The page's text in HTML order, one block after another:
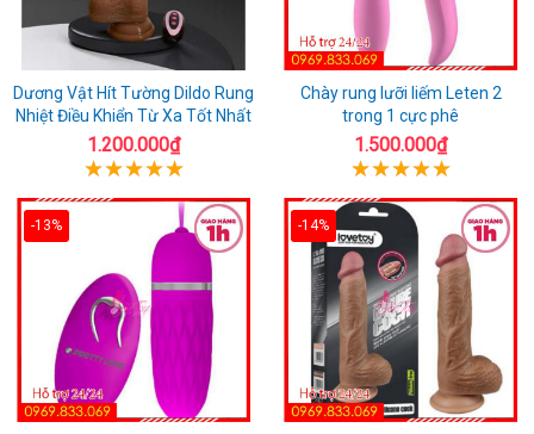
Dương Vật Hít Tường Dildo Rung
Nhiệt Điều Khiển Từ Xa Tốt Nhất
1.200.000₫
Chày rung lưỡi liếm Leten 2
trong 1 cực phê
1.500.000₫
-13% -14%